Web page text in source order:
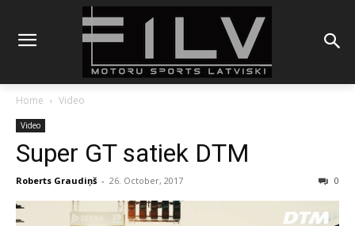
Home Video
Video
Super GT satiek DTM
Roberts Graudiņš - 26. October, 2017 0